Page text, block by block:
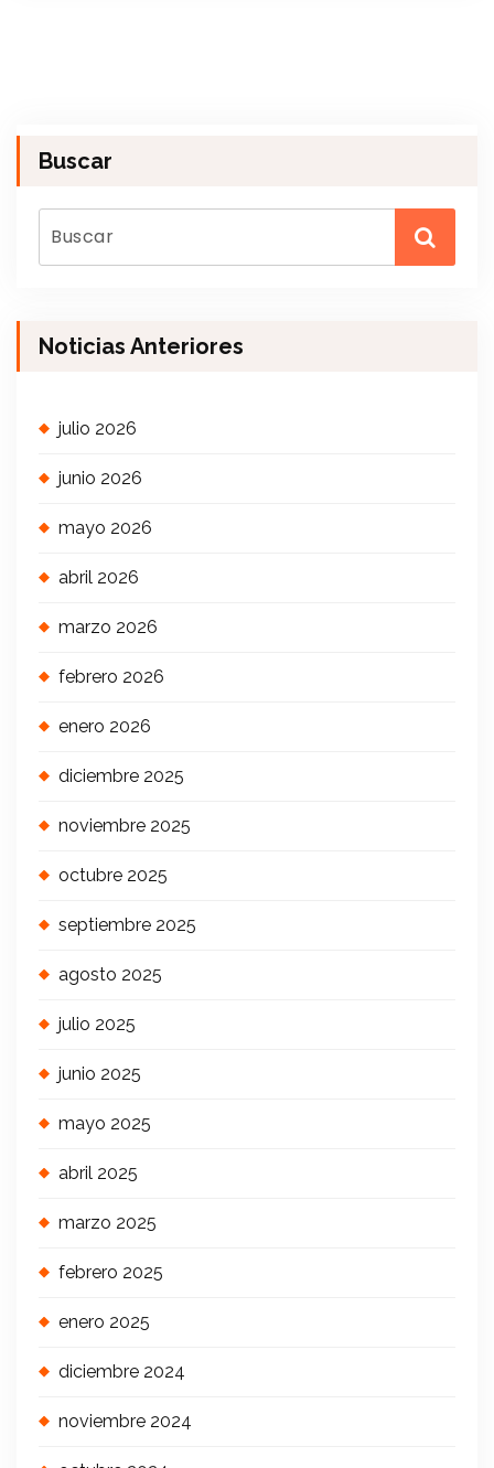
Buscar
Noticias Anteriores
julio 2026
junio 2026
mayo 2026
abril 2026
marzo 2026
febrero 2026
enero 2026
diciembre 2025
noviembre 2025
octubre 2025
septiembre 2025
agosto 2025
julio 2025
junio 2025
mayo 2025
abril 2025
marzo 2025
febrero 2025
enero 2025
diciembre 2024
noviembre 2024